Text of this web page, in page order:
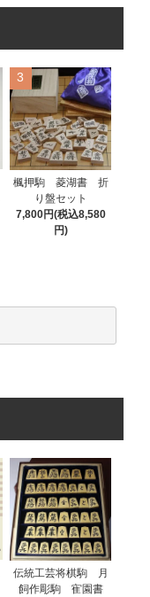
3
楓押駒 菱湖書 折
り盤セット
7,800円(税込8,580
円)
伝統工芸将棋駒 月
飼作彫駒 寉園書